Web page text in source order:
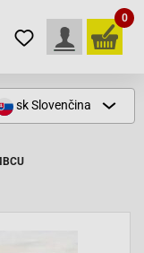
0
skSlovenčina